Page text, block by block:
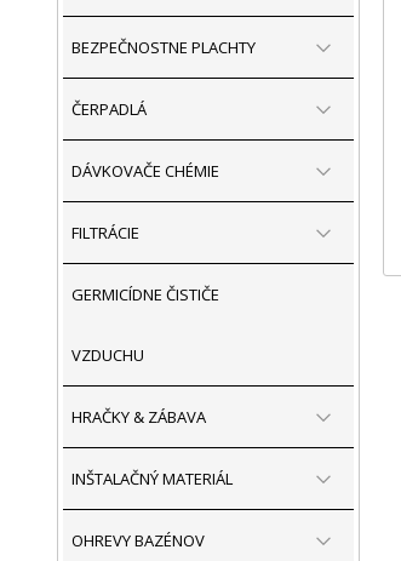
BEZPEČNOSTNE PLACHTY
ČERPADLÁ
DÁVKOVAČE CHÉMIE
FILTRÁCIE
GERMICÍDNE ČISTIČE
VZDUCHU
HRAČKY & ZÁBAVA
INŠTALAČNÝ MATERIÁL
OHREVY BAZÉNOV